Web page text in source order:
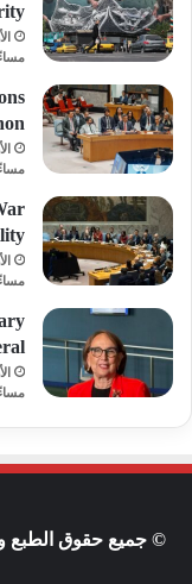
© جميع حقوق الطبع